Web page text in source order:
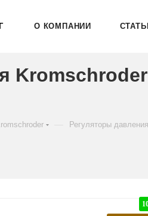
О КОМПАНИИ
Kromschroder
Регуляторы